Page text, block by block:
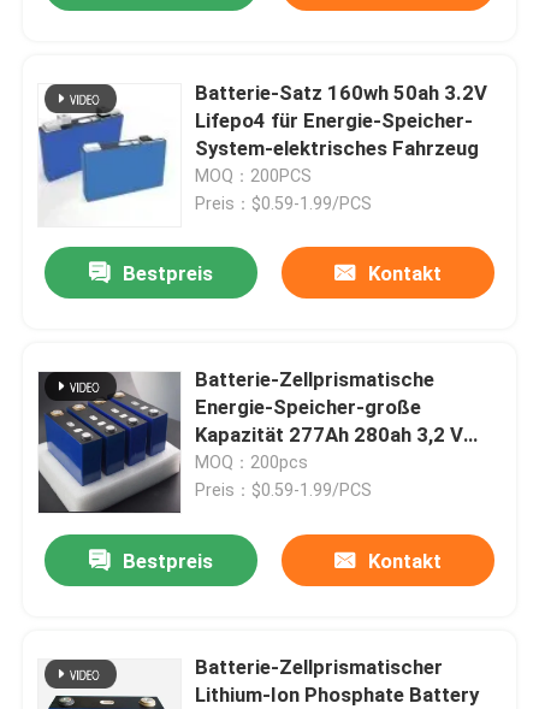
Batterie-Satz 160wh 50ah 3.2V
Lifepo4 für Energie-Speicher-
System-elektrisches Fahrzeug
MOQ：200PCS
Preis：$0.59-1.99/PCS
Bestpreis Kontakt
Batterie-Zellprismatische
Energie-Speicher-große
Kapazität 277Ah 280ah 3,2 V
Lifepo4
MOQ：200pcs
Preis：$0.59-1.99/PCS
Bestpreis Kontakt
Batterie-Zellprismatischer
Lithium-Ion Phosphate Battery